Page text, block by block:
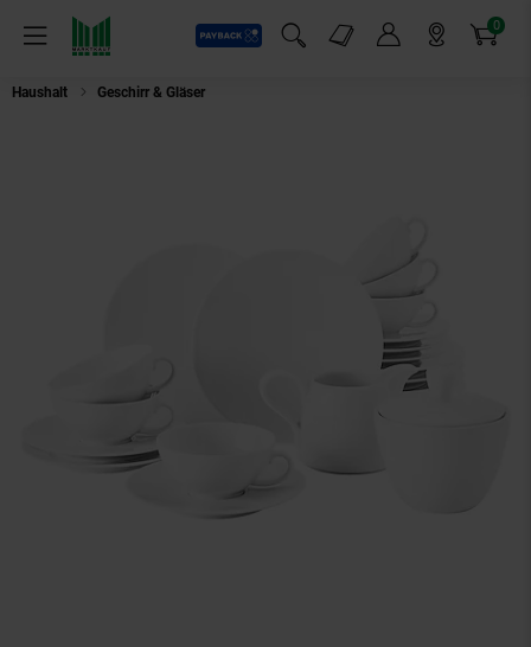
Menü
Payback
Suchfeld einblenden
Markt-Angebote 0
Artikel
Haushalt Geschirr & Gläser